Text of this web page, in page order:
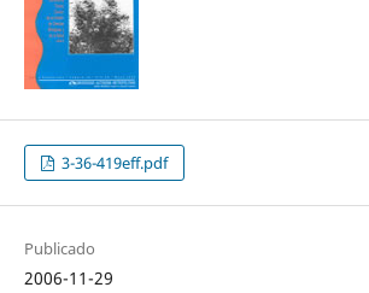
3-36-419eff.pdf
Publicado
2006-11-29